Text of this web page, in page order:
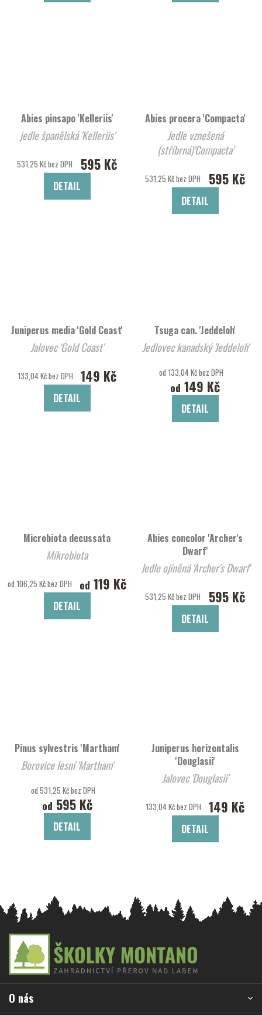
Abies pinsapo 'Kelleriis'
jedle španělská 'Kelleriis'
531,25 Kč bez DPH 595 Kč
DETAIL
Abies procera 'Compacta'
Jedle vznešená
(stříbrná)'Compacta'
531,25 Kč bez DPH 595 Kč
DETAIL
Juniperus media 'Gold Coast'
Jalovec 'Gold Coast'
133,04 Kč bez DPH 149 Kč
DETAIL
Tsuga can. 'Jeddeloh'
Jedlovec kanadský 'Jeddeloh'
od 133,04 Kč bez DPH
od 149 Kč
DETAIL
Microbiota decussata
Mikrobiota
od 106,25 Kč bez DPH od 119 Kč
DETAIL
Abies concolor 'Archer's
Dwarf'
Jedle ojíněná 'Archer's Dwarf'
531,25 Kč bez DPH 595 Kč
DETAIL
Pinus sylvestris 'Martham'
Borovice lesní 'Martham'
od 531,25 Kč bez DPH
od 595 Kč
DETAIL
Juniperus horizontalis
'Douglasii'
Jalovec 'Douglasii'
133,04 Kč bez DPH 149 Kč
DETAIL
a
O nás